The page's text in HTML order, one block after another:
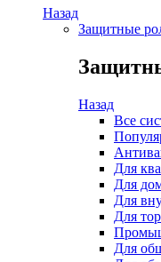
Назад
Защитные
Назад
Все
Для
Для
Для
Для
Для